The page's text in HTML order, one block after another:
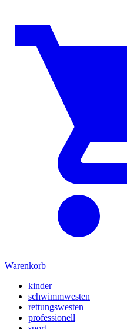
Warenkorb
kinder
schwimmwesten
rettungswesten
professionell